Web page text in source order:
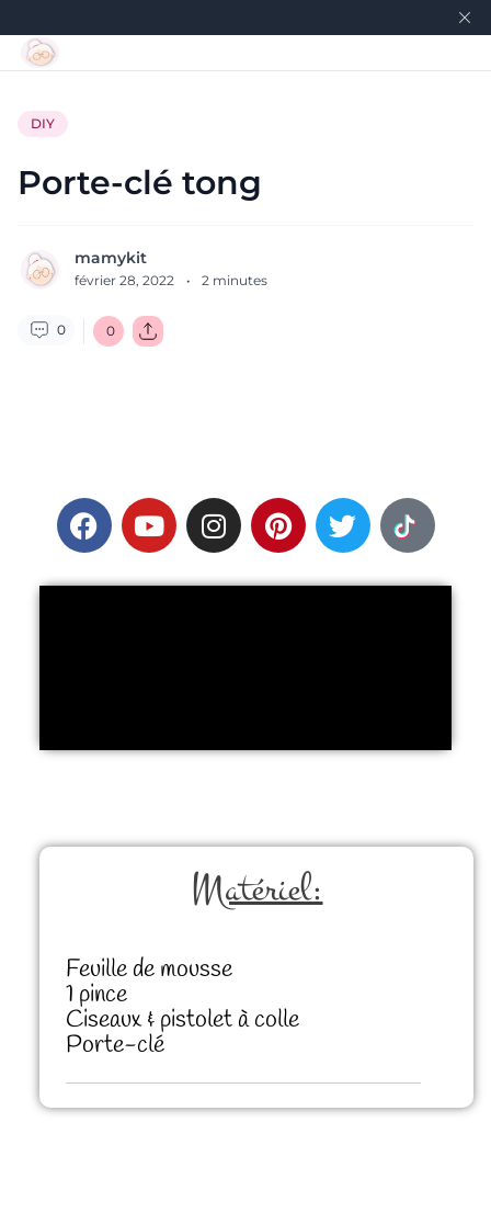
DIY
Porte-clé tong
mamykit
février 28, 2022 · 2 minutes
0 0
Matériel:
Feuille de mousse
1 pince
Ciseaux & pistolet à colle
Porte-clé